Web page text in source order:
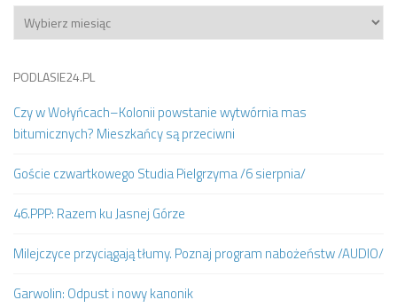
Archiwum
PODLASIE24.PL
Czy w Wołyńcach–Kolonii powstanie wytwórnia mas
bitumicznych? Mieszkańcy są przeciwni
Goście czwartkowego Studia Pielgrzyma /6 sierpnia/
46.PPP: Razem ku Jasnej Górze
Milejczyce przyciągają tłumy. Poznaj program nabożeństw /AUDIO/
Garwolin: Odpust i nowy kanonik